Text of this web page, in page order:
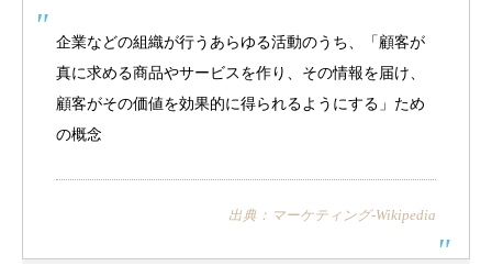
企業などの組織が行うあらゆる活動のうち、「顧客が
真に求める商品やサービスを作り、その情報を届け、
顧客がその価値を効果的に得られるようにする」ため
の概念
出典：マーケティング-Wikipedia